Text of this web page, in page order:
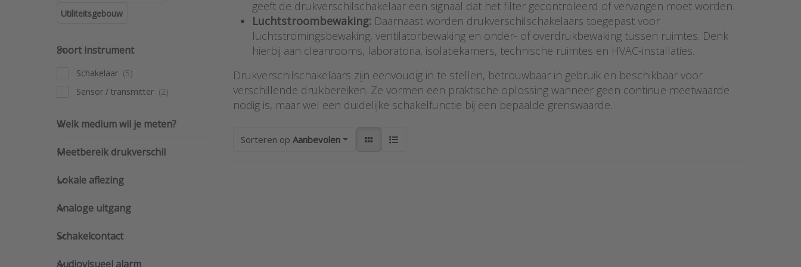
Utiliteitsgebouw
Soort instrument
Soort instrument
Schakelaar
Sensor / transmitter
Welk medium wil je meten?
Welk medium wil je meten?
Meetbereik drukverschil
Meetbereik drukverschil
Lokale aflezing
Lokale aflezing
Analoge uitgang
Analoge uitgang
Schakelcontact
Schakelcontact
Audiovisueel alarm
Audiovisueel alarm
geeft de drukverschilschakelaar een signaal dat het filter gecontroleerd of vervangen moet worden.
Luchtstroombewaking: Daarnaast worden drukverschilschakelaars toegepast voor
luchtstromingsbewaking, ventilatorbewaking en onder- of overdrukbewaking tussen ruimtes. Denk
hierbij aan cleanrooms, laboratoria, isolatiekamers, technische ruimtes en HVAC-installaties.
Drukverschilschakelaars zijn eenvoudig in te stellen, betrouwbaar in gebruik en beschikbaar voor
verschillende drukbereiken. Ze vormen een praktische oplossing wanneer geen continue meetwaarde
nodig is, maar wel een duidelijke schakelfunctie bij een bepaalde grenswaarde.
Sorteren op Aanbevolen